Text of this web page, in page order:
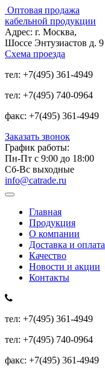
Оптовая продажа
кабельной продукции
Адрес: г. Москва,
Шоссе Энтузиастов д. 9
Схема проезда
тел: +7(495) 361-4949
тел: +7(495) 740-0964
факс: +7(495) 361-4949
Заказать звонок
График работы:
Пн-Пт с 9:00 до 18:00
Сб-Вс выходные
info@catrade.ru
Главная
Продукция
О компании
Доставка и оплата
Качество
Новости и акции
Контакты
тел: +7(495) 361-4949
тел: +7(495) 740-0964
факс: +7(495) 361-4949